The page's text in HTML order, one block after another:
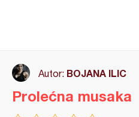
Autor: BOJANA ILIC
Prolećna musaka